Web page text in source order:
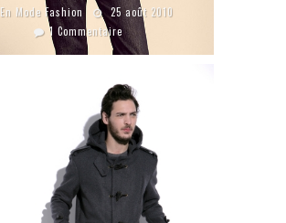
En Mode Fashion
25 août 2010
1 Commentaire